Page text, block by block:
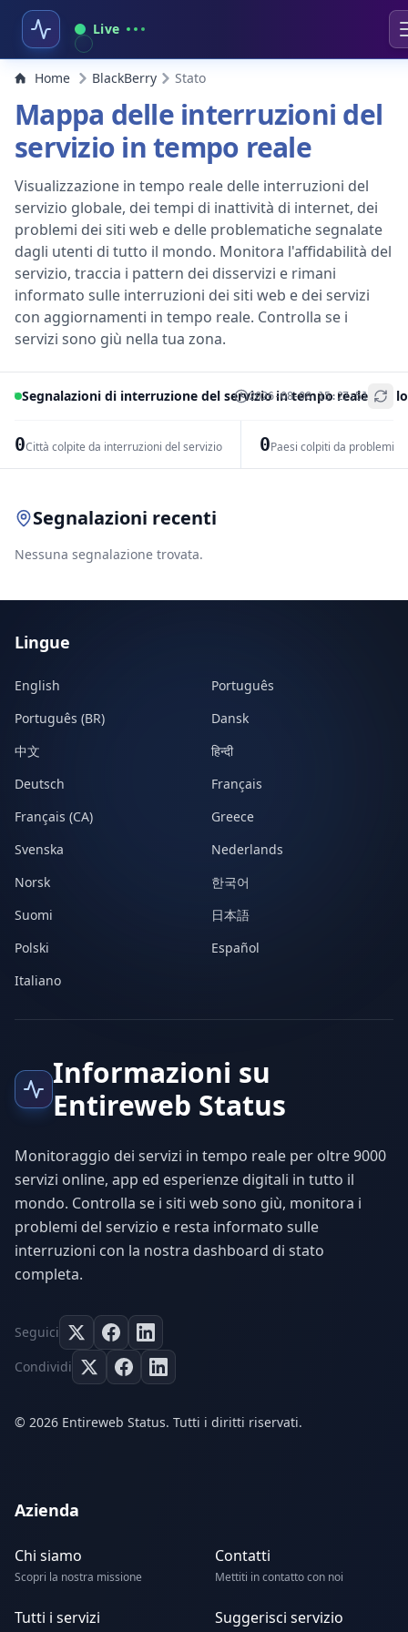
Live
Home BlackBerry Stato
Mappa delle interruzioni del
servizio in tempo reale
Visualizzazione in tempo reale delle interruzioni del
servizio globale, dei tempi di inattività di internet, dei
problemi dei siti web e delle problematiche segnalate
dagli utenti di tutto il mondo. Monitora l'affidabilità del
servizio, traccia i pattern dei disservizi e rimani
informato sulle interruzioni dei siti web e dei servizi
con aggiornamenti in tempo reale. Controlla se i
servizi sono giù nella tua zona.
Segnalazioni di interruzione del servizio in tempo reale per
2026-08-08 15:27:51
0Città colpite da interruzioni del servizio 0Paesi colpiti da problemi
+
Segnalazioni recenti
Nessuna segnalazione trovata.
Lingue
English
Português
Português (BR)
Dansk
中文
हिन्दी
Deutsch
Français
Français (CA)
Greece
Svenska
Nederlands
Norsk
한국어
Suomi
日本語
Polski
Español
Italiano
Informazioni su
Entireweb Status
Monitoraggio dei servizi in tempo reale per oltre 9000
servizi online, app ed esperienze digitali in tutto il
mondo. Controlla se i siti web sono giù, monitora i
problemi del servizio e resta informato sulle
interruzioni con la nostra dashboard di stato
completa.
Seguici
Condividi
© 2026 Entireweb Status. Tutti i diritti riservati.
Azienda
Chi siamo
Scopri la nostra missione
Contatti
Mettiti in contatto con noi
Tutti i servizi Suggerisci servizio